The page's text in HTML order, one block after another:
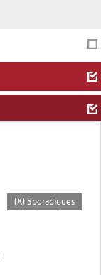
(X) Sporadiques